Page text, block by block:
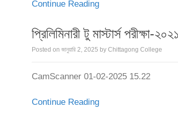
Continue Reading
প্রিলিমিনারী টু মাস্টার্স পরীক্ষা-
Posted on জানুয়ারি 2, 2025 by Chittagong College
CamScanner 01-02-2025 15.22
Continue Reading